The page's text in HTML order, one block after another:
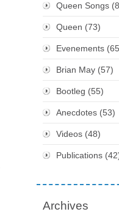
Queen Songs
Queen (73)
Evenements
Brian May (57)
Bootleg (55)
Anecdotes (53)
Videos (48)
Publications
Archives